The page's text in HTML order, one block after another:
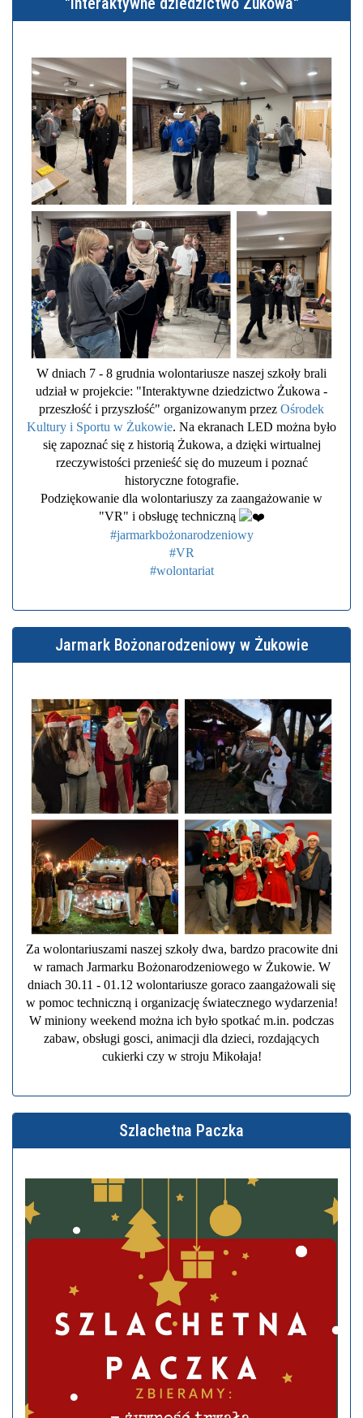
W dniach 7 - 8 grudnia wolontariusze naszej szkoły brali
udział w projekcie: "Interaktywne dziedzictwo Żukowa -
przeszłość i przyszłość" organizowanym przez Ośrodek
Kultury i Sportu w Żukowie. Na ekranach LED można było
się zapoznać się z historią Żukowa, a dzięki wirtualnej
rzeczywistości przenieść się do muzeum i poznać
historyczne fotografie.
Podziękowanie dla wolontariuszy za zaangażowanie w
"VR" i obsługę techniczną
#jarmarkbożonarodzeniowy
#VR
#wolontariat
Jarmark Bożonarodzeniowy w Żukowie
Za wolontariuszami naszej szkoły dwa, bardzo pracowite dni
w ramach Jarmarku Bożonarodzeniowego w Żukowie. W
dniach 30.11 - 01.12 wolontariusze goraco zaangażowali się
w pomoc techniczną i organizację światecznego wydarzenia!
W miniony weekend można ich było spotkać m.in. podczas
zabaw, obsługi gosci, animacji dla dzieci, rozdających
cukierki czy w stroju Mikołaja!
Szlachetna Paczka